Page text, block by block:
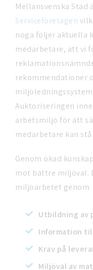
Mellansvenska Städ
Serviceföretagen
noga följer aktuella
medarbetare, att vi
rekommendationer
Auktoriseringen
arbetsmiljö för att
medarbetare kan
Genom ökad
mot bättre miljöval.
miljöarbetet genom
Utbildning av
Information
Krav på
Miljöval av